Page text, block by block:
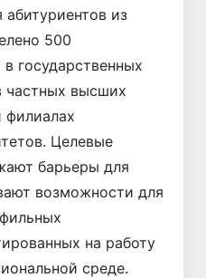
из
500
государственных
частных высших
филиалах
Целевые
барьеры для
возможности для
на работу
среде.